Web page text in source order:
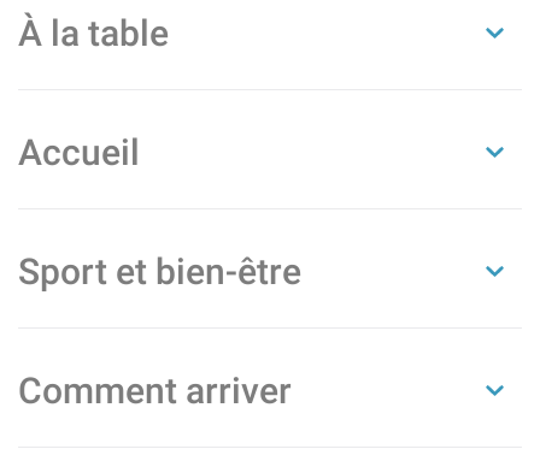
À la table
Accueil
Sport et bien-être
Comment arriver